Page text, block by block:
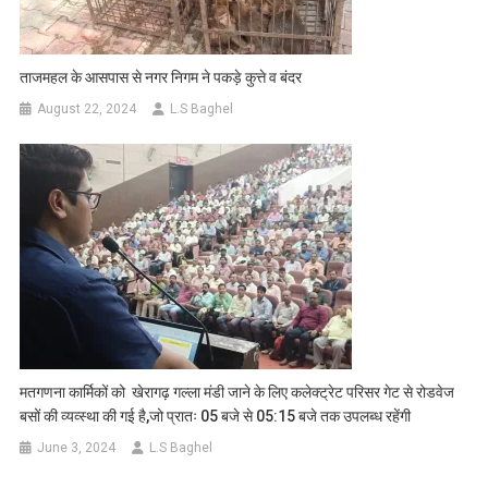
ताजमहल के आसपास से नगर निगम ने पकड़े कुत्ते व बंदर
August 22, 2024 L.S Baghel
मतगणना कार्मिकों को खेरागढ़ गल्ला मंडी जाने के लिए कलेक्ट्रेट परिसर गेट से रोडवेज
बसों की व्यव्स्था की गई है,जो प्रातः 05 बजे से 05:15 बजे तक उपलब्ध रहेंगी
June 3, 2024 L.S Baghel